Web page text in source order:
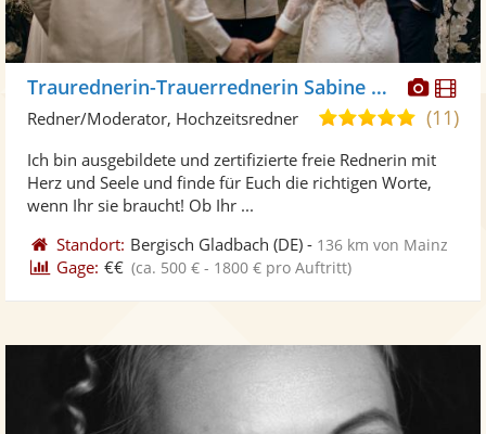
Fotos
Traurednerin-Trauerrednerin Sabine Heil
5,0
5
Sternen
(11)
Redner/Moderator, Hochzeitsredner
Ich bin ausgebildete und zertifizierte freie Rednerin mit
Herz und Seele und finde für Euch die richtigen Worte,
wenn Ihr sie braucht! Ob Ihr ...
Standort: Bergisch Gladbach (DE) - 136 km von Mainz
Gage: €€ (ca. 500 € - 1800 € pro Auftritt)